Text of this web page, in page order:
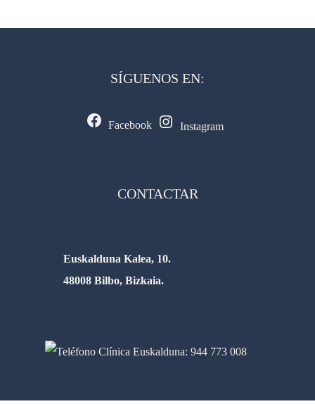
SÍGUENOS EN:
Facebook Instagram
CONTACTAR
Euskalduna Kalea, 10.
48008 Bilbo, Bizkaia.